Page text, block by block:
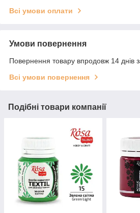
Всі умови оплати
Умови повернення
Повернення товару впродовж 14 днів
Всі умови повернення
Подібні товари компанії